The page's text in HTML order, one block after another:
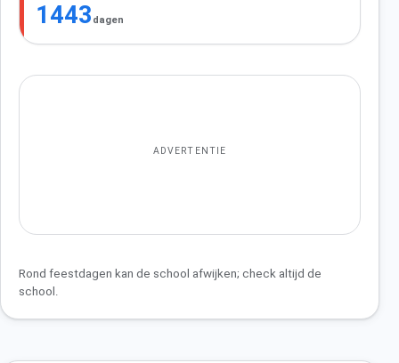
1443 dagen
ADVERTENTIE
Rond feestdagen kan de school afwijken; check altijd de
school.